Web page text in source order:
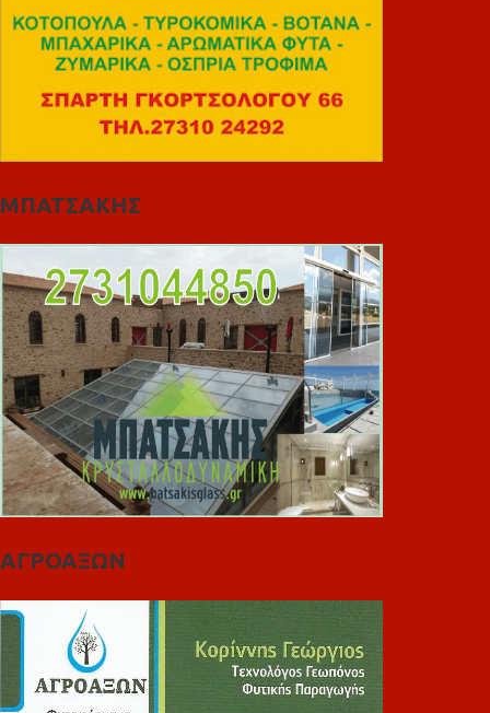
ΜΠΑΤΣΑΚΗΣ
ΑΓΡΟΑΞΩΝ